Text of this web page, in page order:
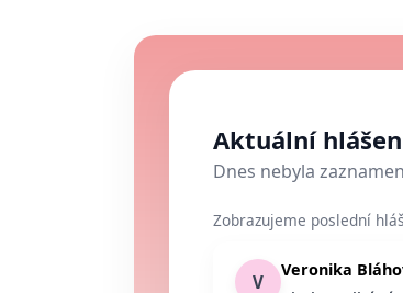
Aktuální
Dnes nebyla
Zobrazujeme poslední
V
Veronika